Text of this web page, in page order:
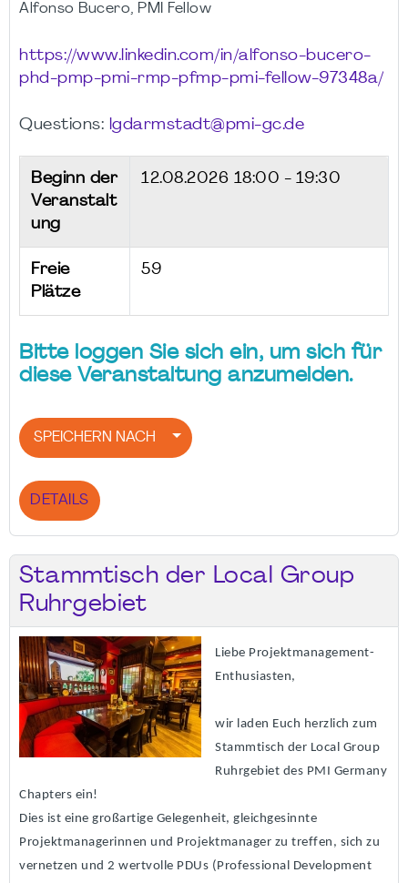
Alfonso Bucero, PMI Fellow
https://www.linkedin.com/in/alfonso-bucero-
phd-pmp-pmi-rmp-pfmp-pmi-fellow-97348a/
Questions: lgdarmstadt@pmi-gc.de
Beginn der
Veranstalt
ung
12.08.2026 18:00 - 19:30
Freie
Plätze
59
Bitte loggen Sie sich ein, um sich für
diese Veranstaltung anzumelden.
SPEICHERN NACH
DETAILS
Stammtisch der Local Group
Ruhrgebiet
Liebe Projektmanagement-
Enthusiasten,
wir laden Euch herzlich zum
Stammtisch der Local Group
Ruhrgebiet des PMI Germany
Chapters ein!
Dies ist eine großartige Gelegenheit, gleichgesinnte
Projektmanagerinnen und Projektmanager zu treffen, sich zu
vernetzen und 2 wertvolle PDUs (Professional Development